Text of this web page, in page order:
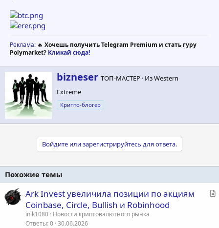
Реклама: 🔥 Хочешь получить Telegram Premium и стать гуру
Polymarket? Кликай сюда!
А
в
т
о
р
bizneser ТОП-МАСТЕР · ИзWestern
Extreme
Крипто-блогер
Войдите или зарегистрируйтесь для ответа.
Похожие темы
С
Ark Invest увеличила позиции по акциям
Coinbase, Circle, Bullish и Robinhood
inik1080 Новости криптовалютного рынка
Ответы 0 30.06.2026